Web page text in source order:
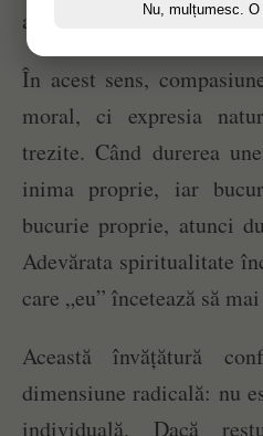
același Sine Universal.
În acest sens,
moral, ci expresia
trezite. Când durerea
inima proprie, iar
bucurie proprie, atunci
Adevărata spiritualitate
care „eu” încetează să
Această învățătură
dimensiune radicală: nu
individuală. Dacă
Nu, mulțumesc. O